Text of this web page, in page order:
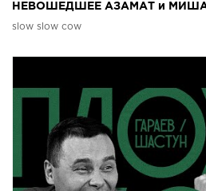
НЕВОШЕДШЕЕ АЗАМАТ и
и АЙДАР ГАРАЕВ
slow slow cow